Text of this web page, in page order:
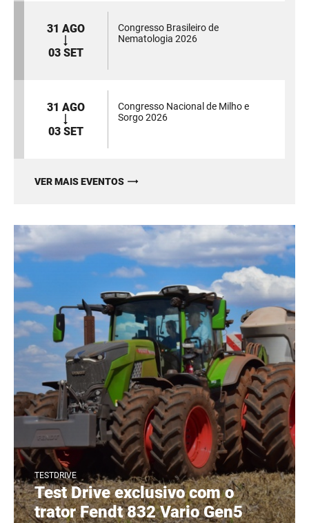
31 AGO
03 SET
Congresso Brasileiro de
Nematologia 2026
31 AGO
03 SET
Congresso Nacional de Milho e
Sorgo 2026
VER MAIS EVENTOS
TESTDRIVE
Test Drive exclusivo com o
trator Fendt 832 Vario Gen5